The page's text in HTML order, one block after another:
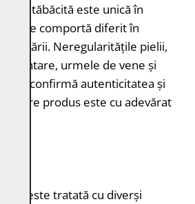
tăbăcită este unică în
și se comportă diferit în
Neregularitățile pielii,
urmele de vene și
confirmă autenticitatea și
produs este cu adevărat
este tratată cu diverși